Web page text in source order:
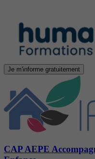
Je m'informe gratuitement
CAP AEPE